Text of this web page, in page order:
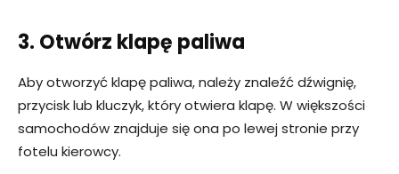
3. Otwórz klapę paliwa
Aby otworzyć klapę paliwa, należy znaleźć dźwignię,
przycisk lub kluczyk, który otwiera klapę. W większości
samochodów znajduje się ona po lewej stronie przy
fotelu kierowcy.